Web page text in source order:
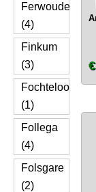
Ferwoude
(4)
Finkum
(3)
Fochteloo
(1)
Follega
(4)
Folsgare
(2)